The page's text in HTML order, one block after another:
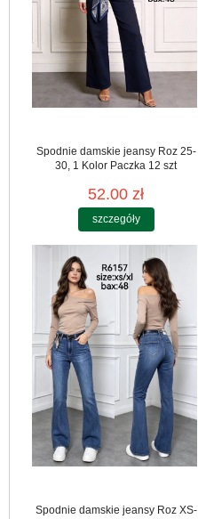
Spodnie damskie jeansy Roz 25-
30, 1 Kolor Paczka 12 szt
52.00 zł
szczegóły
Spodnie damskie jeansy Roz XS-